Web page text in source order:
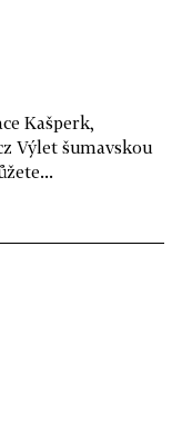
Kašperk,
Výlet šumavskou